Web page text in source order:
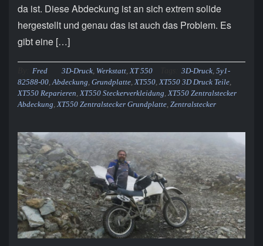
da ist. Diese Abdeckung ist an sich extrem solide
hergestellt und genau das ist auch das Problem. Es
gibt eine […]
Fred 3D-Druck, Werkstatt,XT 550 3D-Druck, 5y1-
82588-00,Abdeckung, Grundplatte,XT550,XT550 3D Druck Teile,
XT550 Reparieren,XT550 Steckerverkleidung,XT550 Zentralstecker
Abdeckung,XT550 Zentralstecker Grundplatte, Zentralstecker